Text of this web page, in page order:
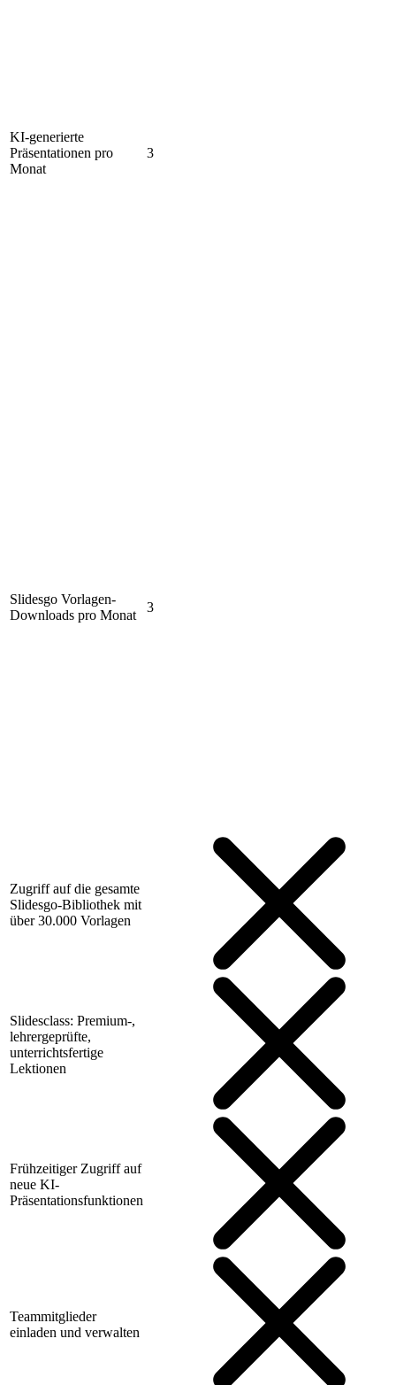
KI-generierte
Präsentationen pro
Monat
3
Slidesgo Vorlagen-
Downloads pro Monat
3
Zugriff auf die gesamte
Slidesgo-Bibliothek mit
über 30.000 Vorlagen
Slidesclass: Premium-,
lehrergeprüfte,
unterrichtsfertige
Lektionen
Frühzeitiger Zugriff auf
neue KI-
Präsentationsfunktionen
Teammitglieder
einladen und verwalten